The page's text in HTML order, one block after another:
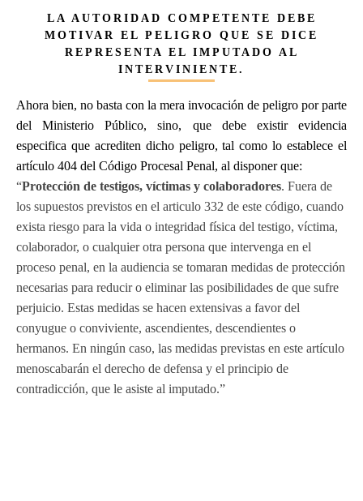
LA AUTORIDAD COMPETENTE DEBE
MOTIVAR EL PELIGRO QUE SE DICE
REPRESENTA EL IMPUTADO AL
INTERVINIENTE.
Ahora bien, no basta con la mera invocación de peligro por parte
del Ministerio Público, sino, que debe existir evidencia
especifica que acrediten dicho peligro, tal como lo establece el
artículo 404 del Código Procesal Penal, al disponer que:
“Protección de testigos, víctimas y colaboradores. Fuera de
los supuestos previstos en el articulo 332 de este código, cuando
exista riesgo para la vida o integridad física del testigo, víctima,
colaborador, o cualquier otra persona que intervenga en el
proceso penal, en la audiencia se tomaran medidas de protección
necesarias para reducir o eliminar las posibilidades de que sufre
perjuicio. Estas medidas se hacen extensivas a favor del
conyugue o conviviente, ascendientes, descendientes o
hermanos. En ningún caso, las medidas previstas en este artículo
menoscabarán el derecho de defensa y el principio de
contradicción, que le asiste al imputado.”